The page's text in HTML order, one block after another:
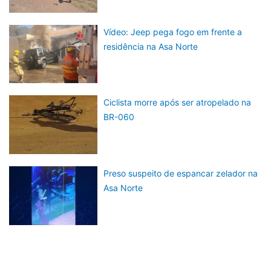
Vídeo: Jeep pega fogo em frente a
residência na Asa Norte
Ciclista morre após ser atropelado na
BR-060
Preso suspeito de espancar zelador na
Asa Norte